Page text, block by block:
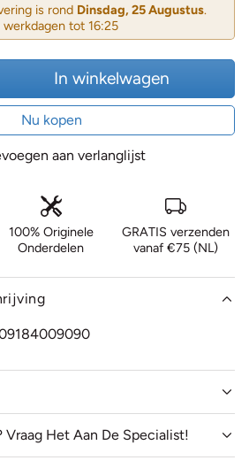
is rond Dinsdag, 25 Augustus.
tot 16:25
In winkelwagen
Nu kopen
aan verlanglijst
100% Originele
Onderdelen
GRATIS verzenden
vanaf €75 (NL)
Vraag Het Aan De Specialist!